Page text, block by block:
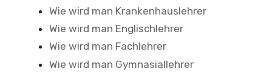
Wie wird man Krankenhauslehrer
Wie wird man Englischlehrer
Wie wird man Fachlehrer
Wie wird man Gymnasiallehrer